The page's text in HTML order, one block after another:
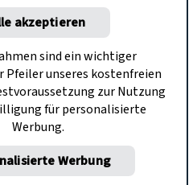
Kartoffel
Kartoffel sind wahre
für Ihre Gesundheit.
akzeptieren
sind ein wichtiger
unseres kostenfreien
zur Nutzung
für personalisierte
Werbung.
Werbung